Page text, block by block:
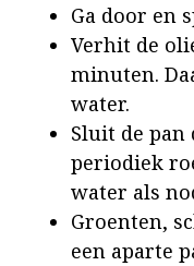
Ga door en
Verhit de
minuten.
water.
Sluit de pan
periodiek
water als
Groenten,
een aparte